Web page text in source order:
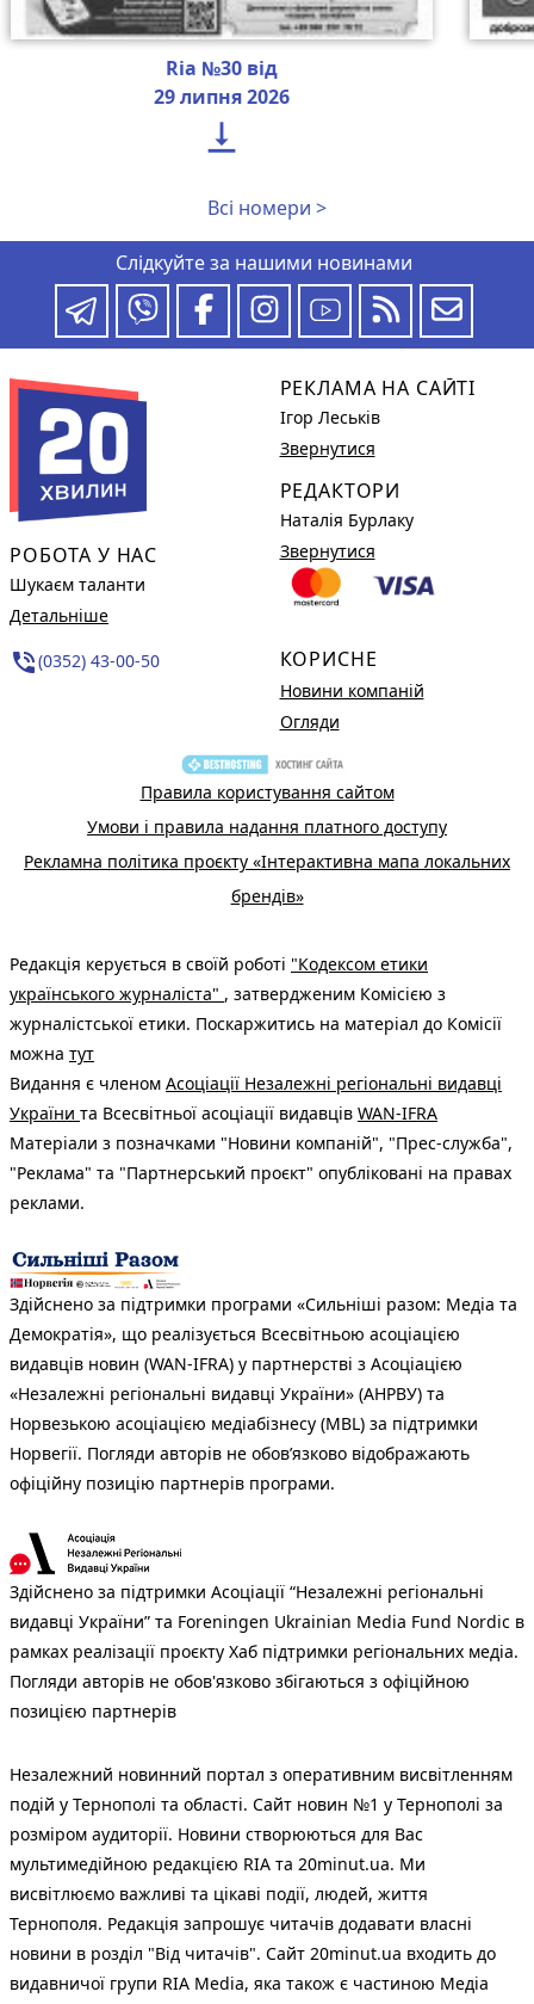
Ria №30 від
29 липня 2026

Всі номери >
Слідкуйте за нашими новинами
РОБОТА У НАС
Шукаєм таланти
Детальніше
phone_in_talk(0352) 43-00-50
РЕКЛАМА НА САЙТІ
Ігор Леськів
Звернутися
РЕДАКТОРИ
Наталія Бурлаку
Звернутися
КОРИСНЕ
Новини компаній
Огляди
Правила користування сайтом
Умови і правила надання платного доступу
Рекламна політика проєкту «Інтерактивна мапа локальних
брендів»
Редакція керується в своїй роботі "Кодексом етики
українського журналіста" , затвердженим Комісією з
журналістської етики. Поскаржитись на матеріал до Комісії
можна тут
Видання є членом Асоціації Незалежні регіональні видавці
України та Всесвітньої асоціації видавців WAN-IFRA
Матеріали з позначками "Новини компаній", "Прес-служба",
"Реклама" та "Партнерський проєкт" опубліковані на правах
реклами.
Здійснено за підтримки програми «Сильніші разом: Медіа та
Демократія», що реалізується Всесвітньою асоціацією
видавців новин (WAN-IFRA) у партнерстві з Асоціацією
«Незалежні регіональні видавці України» (АНРВУ) та
Норвезькою асоціацією медіабізнесу (MBL) за підтримки
Норвегії. Погляди авторів не обов’язково відображають
офіційну позицію партнерів програми.
Здійснено за підтримки Асоціації “Незалежні регіональні
видавці України” та Foreningen Ukrainian Media Fund Nordic в
рамках реалізації проєкту Хаб підтримки регіональних медіа.
Погляди авторів не обов'язково збігаються з офіційною
позицією партнерів
Незалежний новинний портал з оперативним висвітленням
подій у Тернополі та області. Сайт новин №1 у Тернополі за
розміром аудиторії. Новини створюються для Вас
мультимедійною редакцією RIA та 20minut.ua. Ми
висвітлюємо важливі та цікаві події, людей, життя
Тернополя. Редакція запрошує читачів додавати власні
новини в розділ "Від читачів". Сайт 20minut.ua входить до
видавничої групи RIA Media, яка також є частиною Медіа